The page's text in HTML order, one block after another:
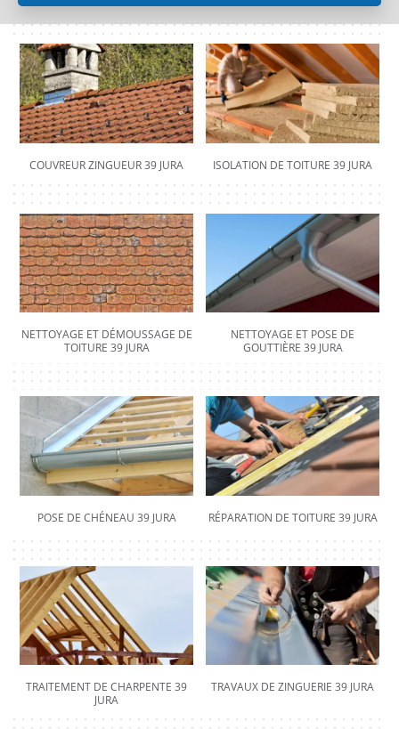
COUVREUR ZINGUEUR 39 JURA ISOLATION DE TOITURE 39 JURA
NETTOYAGE ET DÉMOUSSAGE DE
TOITURE 39 JURA
NETTOYAGE ET POSE DE
GOUTTIÈRE 39 JURA
POSE DE CHÉNEAU 39 JURA RÉPARATION DE TOITURE 39 JURA
TRAITEMENT DE CHARPENTE 39
JURA
TRAVAUX DE ZINGUERIE 39 JURA